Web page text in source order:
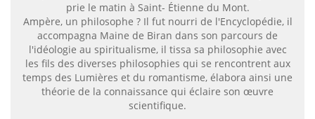
prie le matin à Saint- Étienne du Mont.
Ampère, un philosophe ? Il fut nourri de l'Encyclopédie, il
accompagna Maine de Biran dans son parcours de
l'idéologie au spiritualisme, il tissa sa philosophie avec
les fils des diverses philosophies qui se rencontrent aux
temps des Lumières et du romantisme, élabora ainsi une
théorie de la connaissance qui éclaire son œuvre
scientifique.